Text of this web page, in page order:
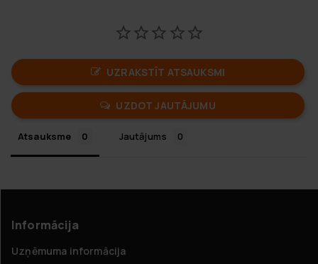
UZRAKSTĪT ATSAUKSMI
UZDOT JAUTĀJUMU
Atsauksme Jautājums
Informācija
Uzņēmuma informācija